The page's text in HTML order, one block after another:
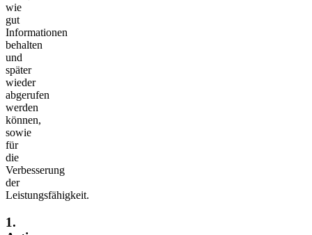
wie
gut
Informationen
behalten
und
später
wieder
abgerufen
werden
können,
sowie
für
die
Verbesserung
der
Leistungsfähigkeit.
1.